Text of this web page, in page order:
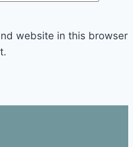
website in this browser